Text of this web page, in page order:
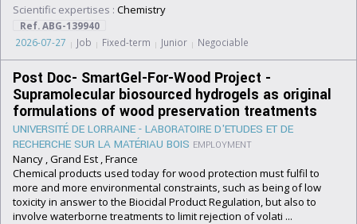
Scientific expertises : Chemistry
Ref. ABG-139940
2026-07-27
Job Fixed-term Junior Negociable
Post Doc- SmartGel-For-Wood Project -
Supramolecular biosourced hydrogels as original
formulations of wood preservation treatments
UNIVERSITÉ DE LORRAINE - LABORATOIRE D'ETUDES ET DE
RECHERCHE SUR LA MATÉRIAU BOIS EMPLOYMENT
Nancy , Grand Est , France
Chemical products used today for wood protection must fulfil to
more and more environmental constraints, such as being of low
toxicity in answer to the Biocidal Product Regulation, but also to
involve waterborne treatments to limit rejection of volati ...